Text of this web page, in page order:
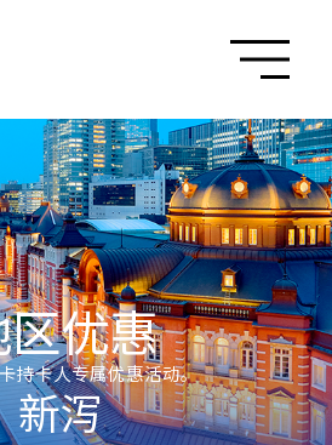
优惠
持卡人专属优惠活动。
新泻